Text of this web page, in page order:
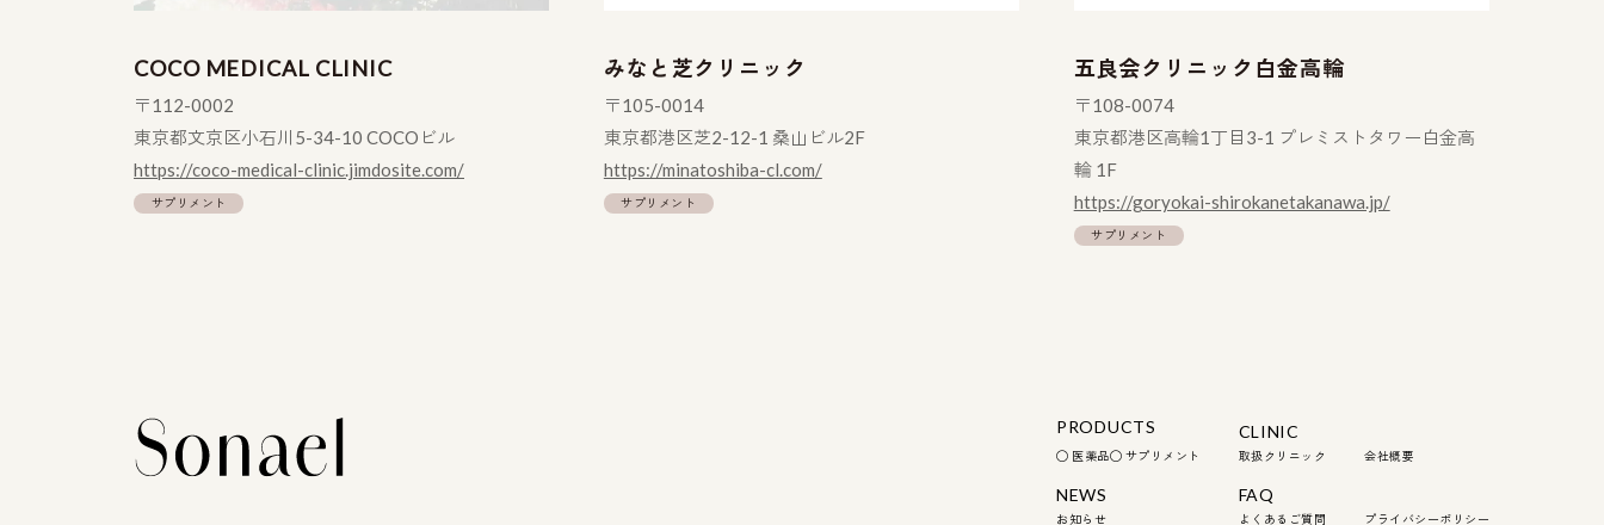
COCO MEDICAL CLINIC
〒112-0002
東京都文京区小石川5-34-10 COCOビル
https://coco-medical-clinic.jimdosite.com/
サプリメント
みなと芝クリニック
〒105-0014
東京都港区芝2-12-1 桑山ビル2F
https://minatoshiba-cl.com/
サプリメント
五良会クリニック白金高輪
〒108-0074
東京都港区高輪1丁目3-1 プレミストタワー白金高
輪 1F
https://goryokai-shirokanetakanawa.jp/
サプリメント
PRODUCTS
◯ 医薬品◯ サプリメント
CLINIC
取扱クリニック 会社概要
NEWS
お知らせ
FAQ
よくあるご質問 プライバシーポリシー